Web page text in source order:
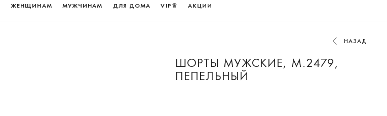
ЖЕНЩИНАМ МУЖЧИНАМ ДЛЯ ДОМА VIP♛ АКЦИИ
НАЗАД
ШОРТЫ МУЖСКИЕ, М.2479,
ПЕПЕЛЬНЫЙ